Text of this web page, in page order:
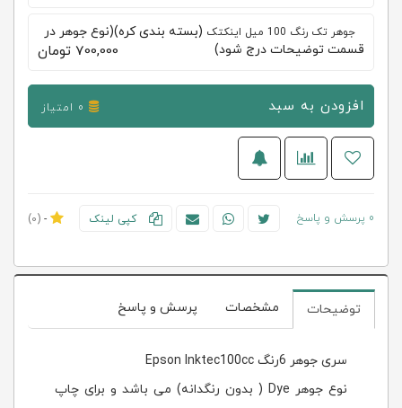
جوهر تک رنگ 100 میل اینکتک
(بسته بندی کره)(نوع جوهر در
قسمت توضیحات درج شود)
700,000 تومان
افزودن به سبد
0 پرسش و پاسخ کپی لینک -
(0)
توضیحات مشخصات پرسش و پاسخ
سری جوهر 6رنگ Epson Inktec100cc
نوع جوهر Dye ( بدون رنگدانه) می باشد و برای چاپ